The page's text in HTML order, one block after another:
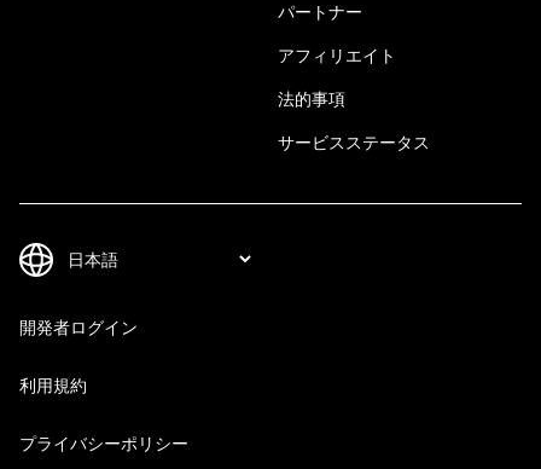
パートナー
アフィリエイト
法的事項
サービスステータス
開発者ログイン
利用規約
プライバシーポリシー